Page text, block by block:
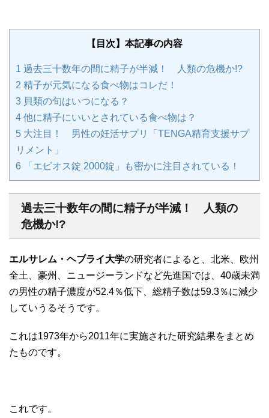
【目次】本記事の内容
1 過去三十数年の間に精子が半減！ 人類の危機か!?
2 精子が元気になる食べ物はコレだ！
3 貝類の旬はいつになる？
4 他に精子にいいとされている食べ物は？
5 大注目！ 男性の妊活サプリ「TENGA精育支援サプ
リメント」
6 「エビオス錠 2000錠」も密かに注目されている！
過去三十数年の間に精子が半減！ 人類の
危機か!?
エルサレム・ヘブライ大学の研究者によると、北米、欧州
全土、豪州、ニュージーランドなど先進国では、40歳未満
の男性の精子濃度が52.4％低下、総精子数は59.3％に減少
していうるそうです。
これは1973年から2011年に実施された研究結果をまとめ
たものです。
これです。